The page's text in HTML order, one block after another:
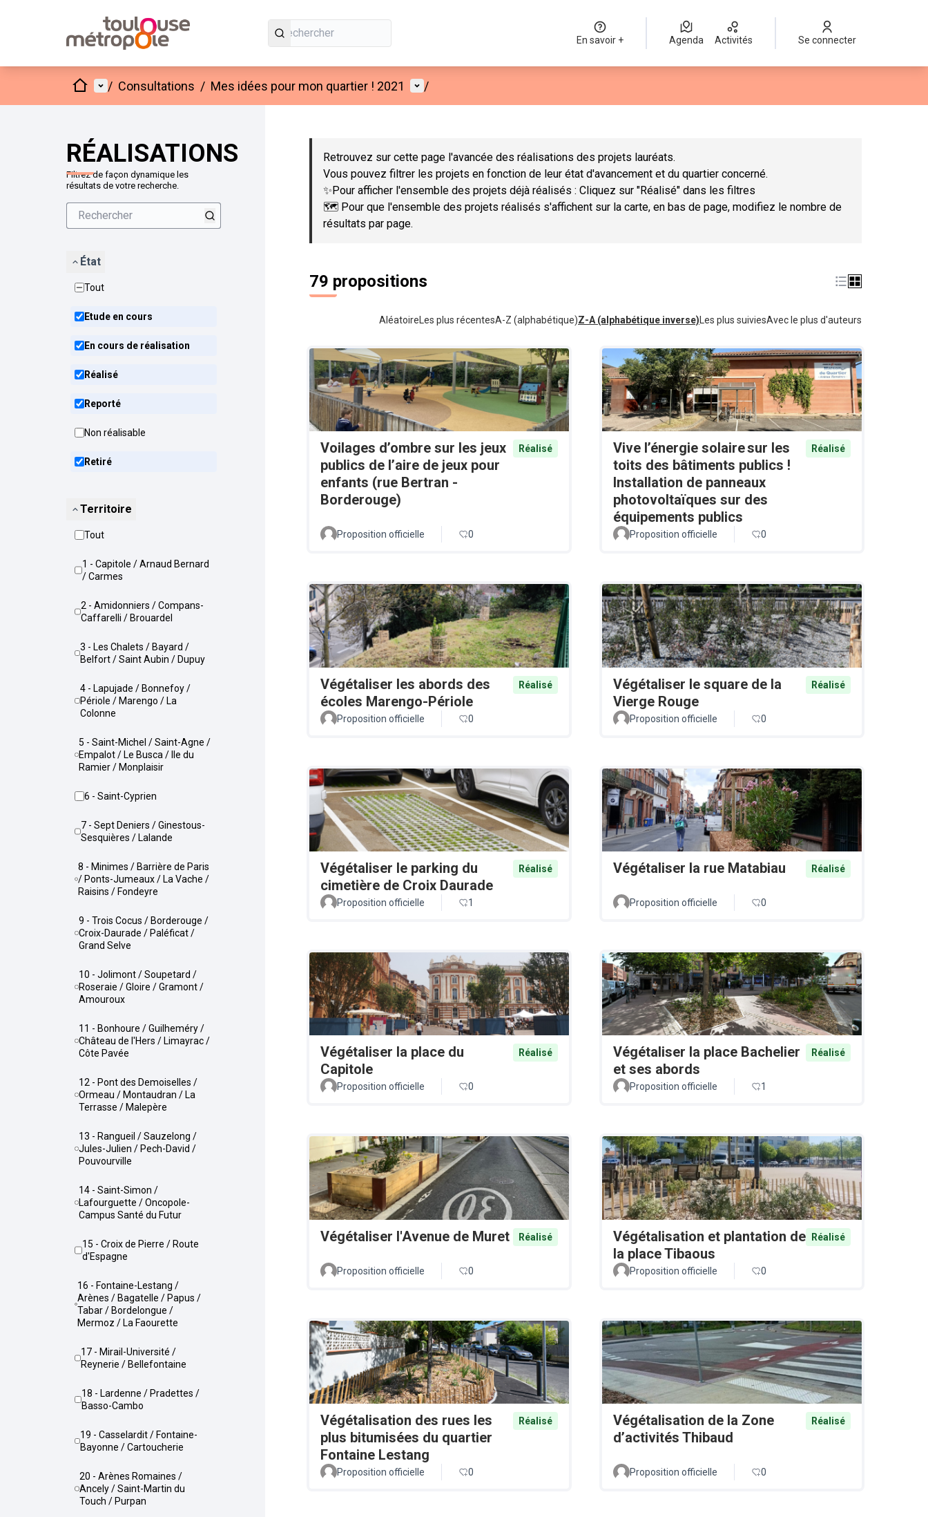
En savoir + Agenda Activités Se connecter
AccueilMenu principal
/ Consultations / Mes idées pour mon quartier ! 2021 Menu utilisateur
/
RÉALISATIONS
Filtrez de façon dynamique les
résultats de votre recherche.
État
Tout
Etude en cours
En cours de réalisation
Réalisé
Reporté
Non réalisable
Retiré
Territoire
Tout
1 - Capitole / Arnaud Bernard
/ Carmes
2 - Amidonniers / Compans-
Caffarelli / Brouardel
3 - Les Chalets / Bayard /
Belfort / Saint Aubin / Dupuy
4 - Lapujade / Bonnefoy /
Périole / Marengo / La
Colonne
5 - Saint-Michel / Saint-Agne /
Empalot / Le Busca / Ile du
Ramier / Monplaisir
6 - Saint-Cyprien
7 - Sept Deniers / Ginestous-
Sesquières / Lalande
8 - Minimes / Barrière de Paris
/ Ponts-Jumeaux / La Vache /
Raisins / Fondeyre
9 - Trois Cocus / Borderouge /
Croix-Daurade / Paléficat /
Grand Selve
10 - Jolimont / Soupetard /
Roseraie / Gloire / Gramont /
Amouroux
11 - Bonhoure / Guilheméry /
Château de l'Hers / Limayrac /
Côte Pavée
12 - Pont des Demoiselles /
Ormeau / Montaudran / La
Terrasse / Malepère
13 - Rangueil / Sauzelong /
Jules-Julien / Pech-David /
Pouvourville
14 - Saint-Simon /
Lafourguette / Oncopole-
Campus Santé du Futur
15 - Croix de Pierre / Route
d'Espagne
16 - Fontaine-Lestang /
Arènes / Bagatelle / Papus /
Tabar / Bordelongue /
Mermoz / La Faourette
17 - Mirail-Université /
Reynerie / Bellefontaine
18 - Lardenne / Pradettes /
Basso-Cambo
19 - Casselardit / Fontaine-
Bayonne / Cartoucherie
20 - Arènes Romaines /
Ancely / Saint-Martin du
Touch / Purpan
Passer la carte
Retrouvez sur cette page l'avancée des réalisations des projets lauréats.
Vous pouvez filtrer les projets en fonction de leur état d'avancement et du quartier concerné.
✨Pour afficher l'ensemble des projets déjà réalisés : Cliquez sur "Réalisé" dans les filtres
🗺️ Pour que l'ensemble des projets réalisés s'affichent sur la carte, en bas de page, modifiez le nombre de
résultats par page.
79 propositions
Aléatoire Les plus récentesA-Z (alphabétique)Z-A (alphabétique inverse) Les plus suiviesAvec le plus d'auteurs
Voilages d’ombre sur les jeux
publics de l’aire de jeux pour
enfants (rue Bertran -
Borderouge)
Réalisé
Proposition officielle 0
Vive l’énergie solaire sur les
toits des bâtiments publics !
Installation de panneaux
photovoltaïques sur des
équipements publics
Réalisé
Proposition officielle 0
Végétaliser les abords des
écoles Marengo-Périole
Réalisé
Proposition officielle 0
Végétaliser le square de la
Vierge Rouge
Réalisé
Proposition officielle 0
Végétaliser le parking du
cimetière de Croix Daurade
Réalisé
Proposition officielle 1
Végétaliser la rue Matabiau Réalisé
Proposition officielle 0
Végétaliser la place du
Capitole
Réalisé
Proposition officielle 0
Végétaliser la place Bachelier
et ses abords
Réalisé
Proposition officielle 1
Végétaliser l'Avenue de Muret Réalisé
Proposition officielle 0
Végétalisation et plantation de
la place Tibaous
Réalisé
Proposition officielle 0
Végétalisation des rues les
plus bitumisées du quartier
Fontaine Lestang
Réalisé
Proposition officielle 0
Végétalisation de la Zone
d’activités Thibaud
Réalisé
Proposition officielle 0